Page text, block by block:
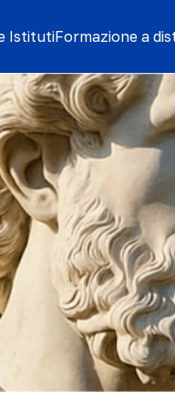
IstitutiFormazione a